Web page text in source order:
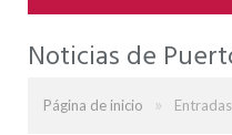
Noticias de
Página de inicio »